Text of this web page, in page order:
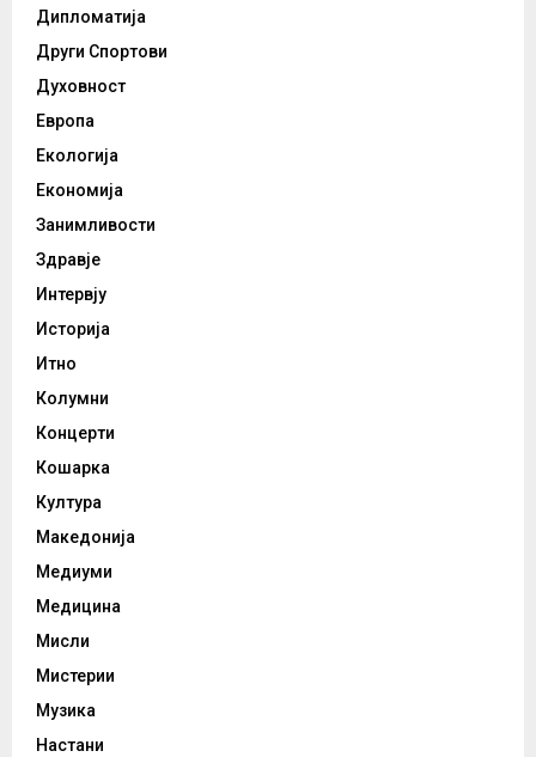
Дипломатија
Други Спортови
Духовност
Европа
Екологија
Економија
Занимливости
Здравје
Интервју
Историја
Итно
Колумни
Концерти
Кошарка
Култура
Македонија
Медиуми
Медицина
Мисли
Мистерии
Музика
Настани